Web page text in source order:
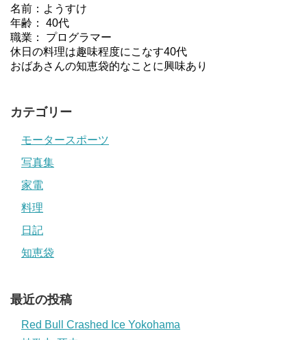
名前：ようすけ
年齢： 40代
職業： プログラマー
休日の料理は趣味程度にこなす40代
おばあさんの知恵袋的なことに興味あり
カテゴリー
モータースポーツ
写真集
家電
料理
日記
知恵袋
最近の投稿
Red Bull Crashed Ice Yokohama